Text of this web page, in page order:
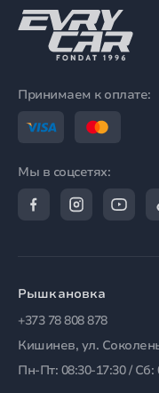
Принимаем к оплате:
Мы в соцсетях:
Рышкановка
+373 78 808 878
Кишинев, ул.
Пн-Пт: 08:30-17:30 / Сб: